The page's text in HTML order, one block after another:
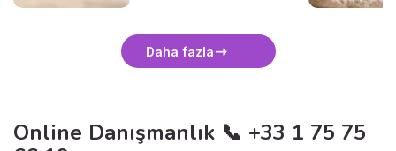
Daha fazla
Online Danışmanlık 📞 +33 1 75 75